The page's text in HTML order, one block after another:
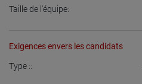
Taille de l'équipe:
Exigences envers les candidats
Type ::